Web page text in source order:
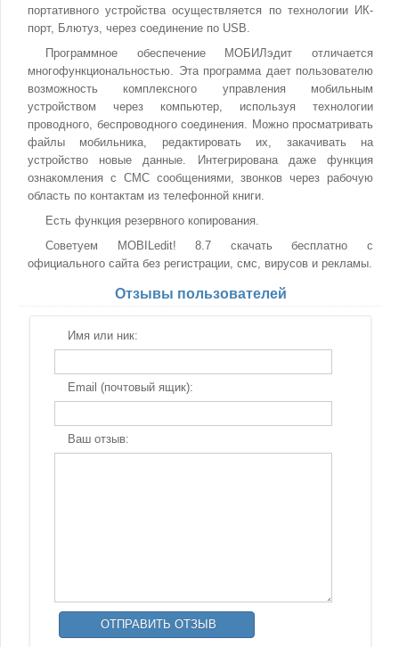
портативного устройства осуществляется по технологии ИК-
порт, Блютуз, через соединение по USB.
Программное обеспечение МОБИЛэдит отличается
многофункциональностью. Эта программа дает пользователю
возможность комплексного управления мобильным
устройством через компьютер, используя технологии
проводного, беспроводного соединения. Можно просматривать
файлы мобильника, редактировать их, закачивать на
устройство новые данные. Интегрирована даже функция
ознакомления с СМС сообщениями, звонков через рабочую
область по контактам из телефонной книги.
Есть функция резервного копирования.
Советуем MOBILedit! 8.7 скачать бесплатно с
официального сайта без регистрации, смс, вирусов и рекламы.
Отзывы пользователей
Имя или ник:
Email (почтовый ящик):
Ваш отзыв: